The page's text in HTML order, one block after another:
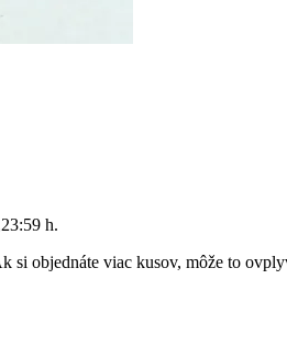
h.
si objednáte viac kusov, môže to